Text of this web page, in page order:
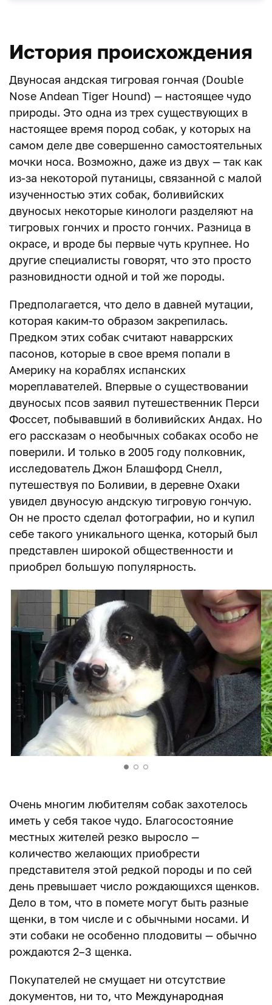
История происхождения
Двуносая андская тигровая гончая (Double
Nose Andean Tiger Hound) — настоящее чудо
природы. Это одна из трех существующих в
настоящее время пород собак, у которых на
самом деле две совершенно самостоятельных
мочки носа. Возможно, даже из двух — так как
из-за некоторой путаницы, связанной с малой
изученностью этих собак, боливийских
двуносых некоторые кинологи разделяют на
тигровых гончих и просто гончих. Разница в
окрасе, и вроде бы первые чуть крупнее. Но
другие специалисты говорят, что это просто
разновидности одной и той же породы.
Предполагается, что дело в давней мутации,
которая каким-то образом закрепилась.
Предком этих собак считают наваррских
пасонов, которые в свое время попали в
Америку на кораблях испанских
мореплавателей. Впервые о существовании
двуносых псов заявил путешественник Перси
Фоссет, побывавший в боливийских Андах. Но
его рассказам о необычных собаках особо не
поверили. И только в 2005 году полковник,
исследователь Джон Блашфорд Снелл,
путешествуя по Боливии, в деревне Охаки
увидел двуносую андскую тигровую гончую.
Он не просто сделал фотографии, но и купил
себе такого уникального щенка, который был
представлен широкой общественности и
приобрел большую популярность.
Очень многим любителям собак захотелось
иметь у себя такое чудо. Благосостояние
местных жителей резко выросло —
количество желающих приобрести
представителя этой редкой породы и по сей
день превышает число рождающихся щенков.
Дело в том, что в помете могут быть разные
щенки, в том числе и с обычными носами. И
эти собаки не особенно плодовиты — обычно
рождаются 2–3 щенка.
Покупателей не смущает ни отсутствие
документов, ни то, что Международная